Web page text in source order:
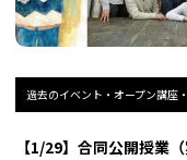
過去のイベント・オープン講座
【1/29】合同公開授業